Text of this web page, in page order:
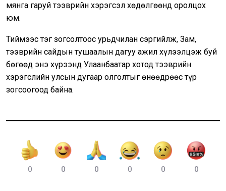
мянга гаруй тээврийн хэрэгсэл хөдөлгөөнд оролцох
юм.
Тиймээс тэг зогсолтоос урьдчилан сэргийлж, Зам,
тээврийн сайдын тушаалын дагуу ажил хүлээлцэж буй
бөгөөд энэ хүрээнд Улаанбаатар хотод тээврийн
хэрэгслийн улсын дугаар олголтыг өнөөдрөөс түр
зогсоогоод байна.
0 0 0 0 0 0